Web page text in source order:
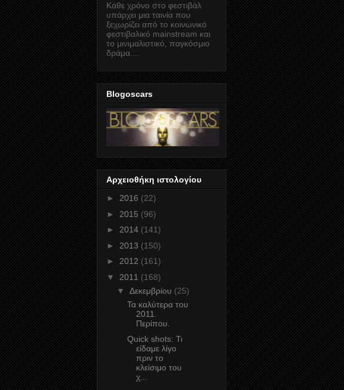
Κάθε χρόνο στο φεστιβάλ
υπάρχει μια ταινία που
ξεχωρίζει από το κοινωνικό
φεστιβαλικό mainstream και
το μινιμαλιστικό, παγκόσμιο
δράμα....
Blogoscars
Αρχειοθήκη ιστολογίου
► 2016 (22)
► 2015 (96)
► 2014 (141)
► 2013 (150)
► 2012 (161)
▼
2011 (168)
▼
Δεκεμβρίου (25)
Τα καλύτερα του
2011.
Περίπου.
Quick shots: Τι
είδαμε λίγο
πριν το
κλείσιμο του
χ...